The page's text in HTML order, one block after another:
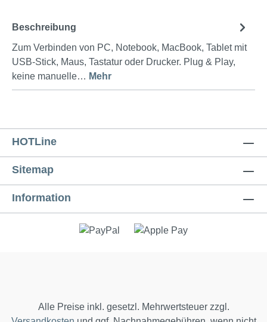
Beschreibung
Zum Verbinden von PC, Notebook, MacBook, Tablet mit
USB-Stick, Maus, Tastatur oder Drucker. Plug & Play,
keine manuelle… Mehr
HOTLine
Sitemap
Information
Alle Preise inkl. gesetzl. Mehrwertsteuer zzgl.